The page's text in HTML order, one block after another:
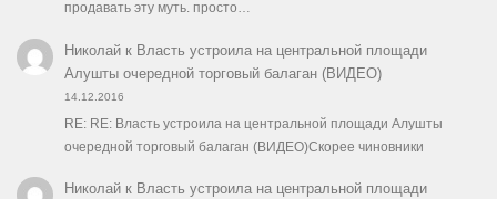
продавать эту муть. просто…
Николайк Власть устроила на центральной площади
Алушты очередной торговый балаган (ВИДЕО)
14.12.2016
RE: RE: Власть устроила на центральной площади Алушты
очередной торговый балаган (ВИДЕО)Скорее чиновники
Николайк Власть устроила на центральной площади